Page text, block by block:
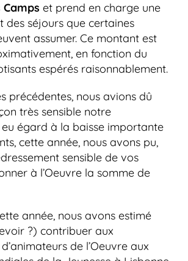
Camps et prend en charge une
des séjours que certaines
assumer. Ce montant est
en fonction du
espérés raisonnablement.
précédentes, nous avions dû
très sensible notre
égard à la baisse importante
cette année, nous avons pu,
sensible de vos
à l’Oeuvre la somme de
année, nous avons estimé
?) contribuer aux
de l’Oeuvre aux